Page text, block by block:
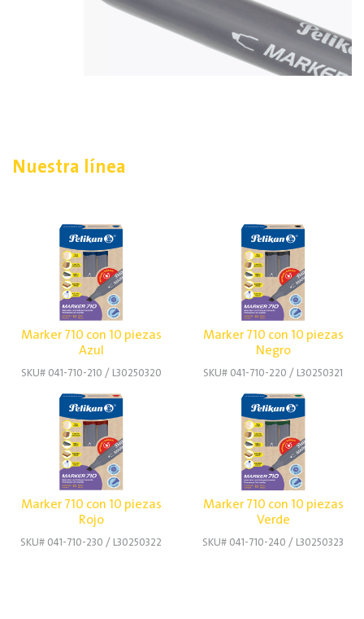
Nuestra línea
Marker 710 con 10 piezas
Azul
SKU# 041-710-210 / L30250320
Marker 710 con 10 piezas
Negro
SKU# 041-710-220 / L30250321
Marker 710 con 10 piezas
Rojo
SKU# 041-710-230 / L30250322
Marker 710 con 10 piezas
Verde
SKU# 041-710-240 / L30250323